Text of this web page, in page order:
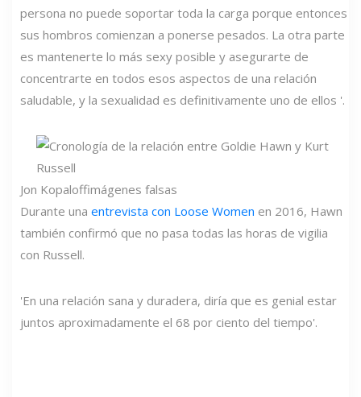
persona no puede soportar toda la carga porque entonces
sus hombros comienzan a ponerse pesados. La otra parte
es mantenerte lo más sexy posible y asegurarte de
concentrarte en todos esos aspectos de una relación
saludable, y la sexualidad es definitivamente uno de ellos '.
Jon Kopaloffimágenes falsas
Durante una entrevista con Loose Women en 2016, Hawn
también confirmó que no pasa todas las horas de vigilia
con Russell.
'En una relación sana y duradera, diría que es genial estar
juntos aproximadamente el 68 por ciento del tiempo'.